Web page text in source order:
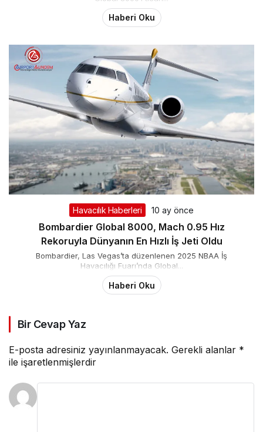
Haberi Oku
Havacılık Haberleri 10 ay önce
Bombardier Global 8000, Mach 0.95 Hız
Rekoruyla Dünyanın En Hızlı İş Jeti Oldu
Bombardier, Las Vegas’ta düzenlenen 2025 NBAA İş
Havacılığı Fuarı’nda Global...
Haberi Oku
Bir Cevap Yaz
E-posta adresiniz yayınlanmayacak. Gerekli alanlar *
ile işaretlenmişlerdir